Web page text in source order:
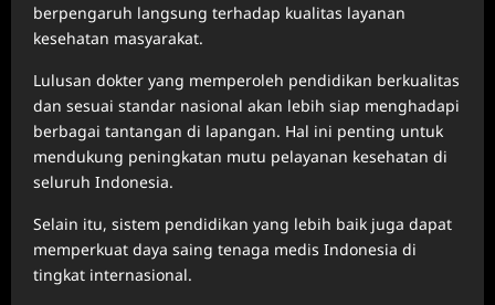
berpengaruh langsung terhadap kualitas layanan
kesehatan masyarakat.
Lulusan dokter yang memperoleh pendidikan berkualitas
dan sesuai standar nasional akan lebih siap menghadapi
berbagai tantangan di lapangan. Hal ini penting untuk
mendukung peningkatan mutu pelayanan kesehatan di
seluruh Indonesia.
Selain itu, sistem pendidikan yang lebih baik juga dapat
memperkuat daya saing tenaga medis Indonesia di
tingkat internasional.